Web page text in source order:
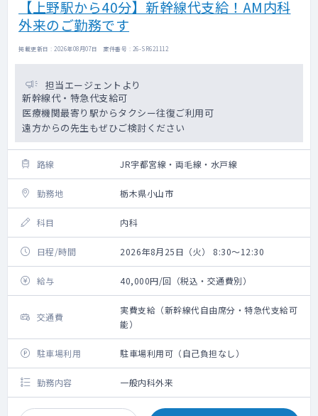
【上野駅から40分】新幹線代支給！AM内科
外来のご勤務です
掲載更新日 : 2026年08月07日 案件番号 : 26-SR621112
担当エージェントより
新幹線代・特急代支給可
医療機関最寄り駅からタクシー往復ご利用可
遠方からの先生もぜひご検討ください
路線 JR宇都宮線・両毛線・水戸線
勤務地 栃木県小山市
科目 内科
日程/時間 2026年8月25日（火） 8:30～12:30
給与 40,000円/回（税込・交通費別）
交通費
実費支給（新幹線代自由席分・特急代支給可
能）
駐車場利用 駐車場利用可（自己負担なし）
勤務内容 一般内科外来